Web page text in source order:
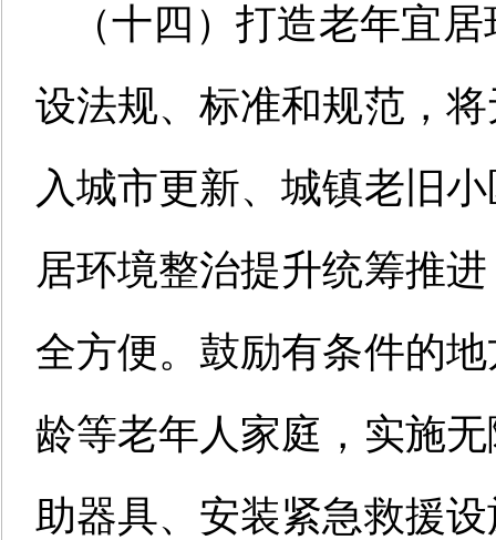
（十四）打造老年宜
设法规、标准和规范，
入城市更新、城镇老旧
居环境整治提升统筹推
全方便。鼓励有条件的
龄等老年人家庭，实施
助器具、安装紧急救援